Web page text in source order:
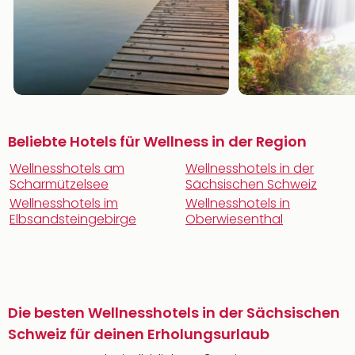
Beliebte Hotels für Wellness in der Region
Wellnesshotels am
Scharmützelsee
Wellnesshotels im
Elbsandsteingebirge
Wellnesshotels in der
Sächsischen Schweiz
Wellnesshotels in
Oberwiesenthal
Die besten Wellnesshotels in der Sächsischen
Schweiz für deinen Erholungsurlaub